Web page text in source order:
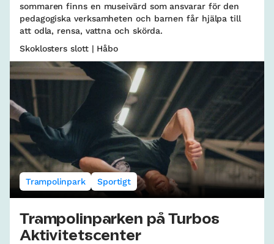
sommaren finns en museivärd som ansvarar för den
pedagogiska verksamheten och barnen får hjälpa till
att odla, rensa, vattna och skörda.
Skoklosters slott | Håbo
Trampolinpark Sportigt
Trampolinparken på Turbos
Aktivitetscenter